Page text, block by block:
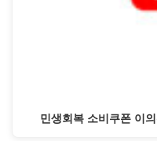
민생회복 소비쿠폰 이